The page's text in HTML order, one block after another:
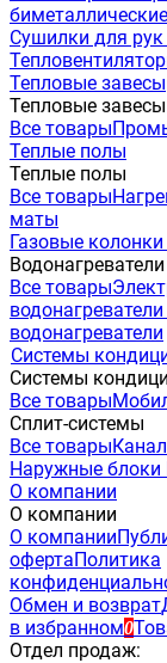
биметаллические
Сушилки для рук
Тепловые завесы
Тепловые завесы
Все товары
Теплые полы
Теплые полы
Все товары
маты
Газовые колонки
Водонагреватели
Все товары
водонагреватели
водонагреватели
Системы
Системы
Все товары
Сплит-системы
Все товары
Наружные блоки
О компании
О компании
О компании
офертаПолитика
Обмен и возврат
в избранном0
Отдел продаж: